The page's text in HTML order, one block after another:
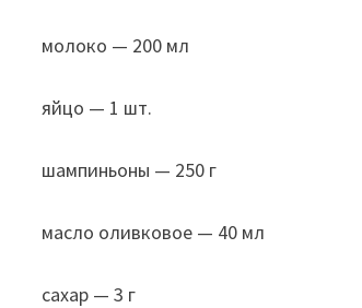
молоко — 200 мл
яйцо — 1 шт.
шампиньоны — 250 г
масло оливковое — 40 мл
сахар — 3 г